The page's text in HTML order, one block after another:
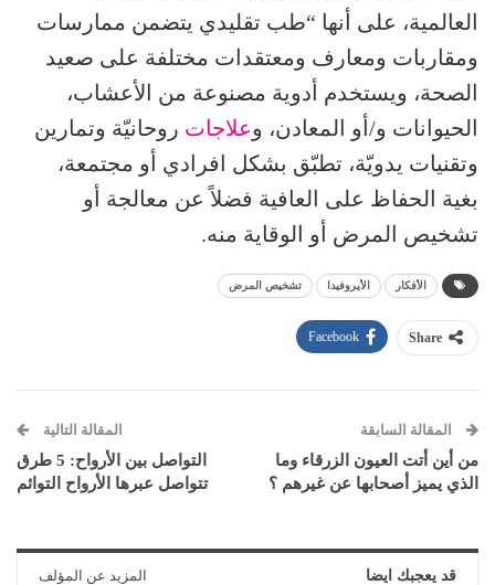
العالمية، على أنها “طب تقليدي يتضمن ممارسات
ومقاربات ومعارف ومعتقدات مختلفة على صعيد
الصحة، ويستخدم أدوية مصنوعة من الأعشاب،
الحيوانات و/أو المعادن، وعلاجات روحانيّة وتمارين
وتقنيات يدويّة، تطبّق بشكل افرادي أو مجتمعة،
بغية الحفاظ على العافية فضلاً عن معالجة أو
تشخيص المرض أو الوقاية منه.
الأفكار الأيروفيدا تشخيص المرض
Share
Facebook
المقالة السابقة
من أين أتت العيون الزرقاء وما
الذي يميز أصحابها عن غيرهم ؟
المقالة التالية
التواصل بين الأرواح: 5 طرق
تتواصل عبرها الأرواح التوائم
قد يعجبك ايضا المزيد عن المؤلف